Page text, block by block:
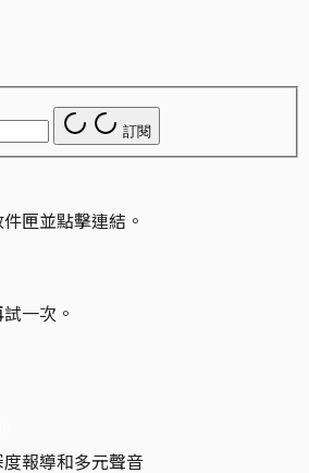
訂閱
匣並點擊連結。
一次。
報導和多元聲音